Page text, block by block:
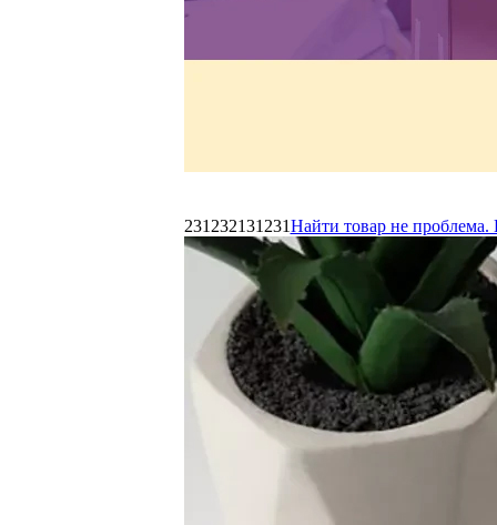
231232131231Найти товар не проблема.